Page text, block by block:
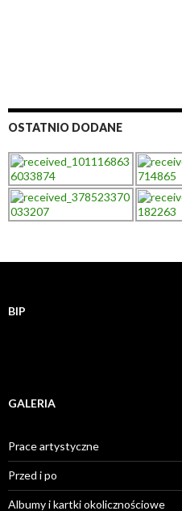
OSTATNIO DODANE
BIP
GALERIA
Prace artystyczne
Przed i po
Albumy i kartki okolicznościowe